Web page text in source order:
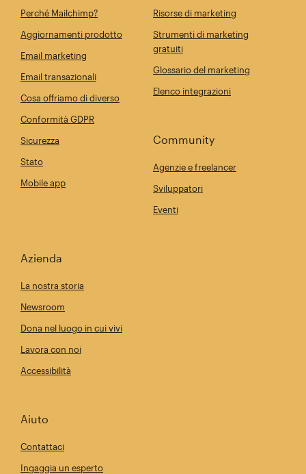
Perché Mailchimp?
Aggiornamenti prodotto
Email marketing
Email transazionali
Cosa offriamo di diverso
Conformità GDPR
Sicurezza
Stato
Mobile app
Risorse di marketing
Strumenti di marketing
gratuiti
Glossario del marketing
Elenco integrazioni
Community
Agenzie e freelancer
Sviluppatori
Eventi
Azienda
La nostra storia
Newsroom
Dona nel luogo in cui vivi
Lavora con noi
Accessibilità
Aiuto
Contattaci
Ingaggia un esperto